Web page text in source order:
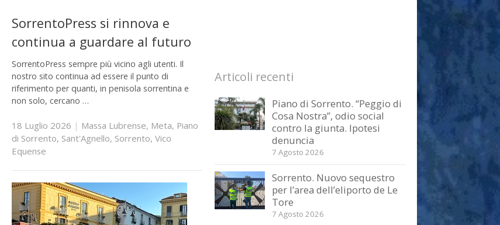
SorrentoPress si rinnova e
continua a guardare al futuro
SorrentoPress sempre più vicino agli utenti. Il
nostro sito continua ad essere il punto di
riferimento per quanti, in penisola sorrentina e
non solo, cercano …
18 Luglio 2026 | Massa Lubrense, Meta, Piano
di Sorrento, Sant'Agnello, Sorrento, Vico
Equense
Articoli recenti
Piano di Sorrento. “Peggio di
Cosa Nostra”, odio social
contro la giunta. Ipotesi
denuncia
7 Agosto 2026
Sorrento. Nuovo sequestro
per l’area dell’eliporto de Le
Tore
7 Agosto 2026